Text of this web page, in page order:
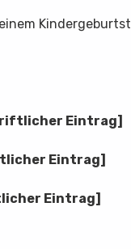
Eintrag]
Eintrag]
Eintrag]